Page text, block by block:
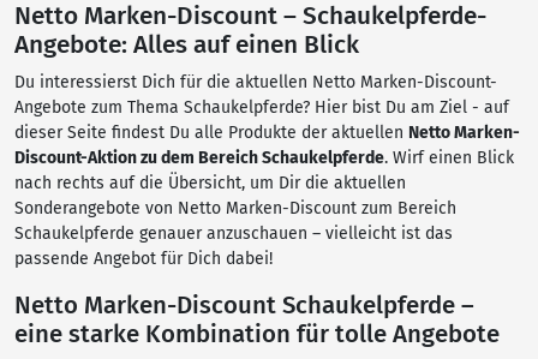
Netto Marken-Discount – Schaukelpferde-
Angebote: Alles auf einen Blick
Du interessierst Dich für die aktuellen Netto Marken-Discount-
Angebote zum Thema Schaukelpferde? Hier bist Du am Ziel - auf
dieser Seite findest Du alle Produkte der aktuellen Netto Marken-
Discount-Aktion zu dem Bereich Schaukelpferde. Wirf einen Blick
nach rechts auf die Übersicht, um Dir die aktuellen
Sonderangebote von Netto Marken-Discount zum Bereich
Schaukelpferde genauer anzuschauen – vielleicht ist das
passende Angebot für Dich dabei!
Netto Marken-Discount Schaukelpferde –
eine starke Kombination für tolle Angebote